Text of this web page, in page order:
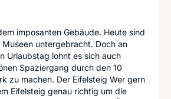
imposanten Gebäude. Heute sind
untergebracht. Doch an
Urlaubstag lohnt es sich auch
Spaziergang durch den 10
zu machen. Der Eifelsteig Wer gern
Eifelsteig genau richtig um die